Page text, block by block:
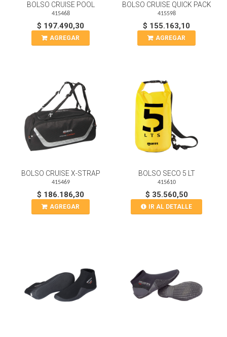
BOLSO CRUISE POOL
415468
$ 197.490,30
AGREGAR
BOLSO CRUISE QUICK PACK
415598
$ 155.163,10
AGREGAR
BOLSO CRUISE X-STRAP
415469
$ 186.186,30
AGREGAR
BOLSO SECO 5 LT
415610
$ 35.560,50
IR AL DETALLE